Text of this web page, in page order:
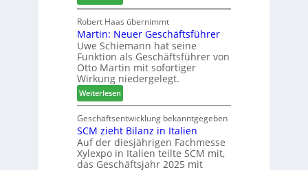
e
z
u
m
2
0
2
7
g
t
H
o
l
z
b
a
u
p
r
o
z
H
o
m
a
g
l
ä
d
t
z
u
m
T
Robert Haas übernimmt
Martin: Neuer Geschäftsführer
Uwe Schiemann hat seine
Funktion als Geschäftsführer von
Otto Martin mit sofortiger
Wirkung niedergelegt.
Weiterlesen:
M
a
r
t
i
n
Geschäftsentwicklung bekanntgegeben
SCM zieht Bilanz in Italien
Auf der diesjährigen Fachmesse
Xylexpo in Italien teilte SCM mit,
das Geschäftsjahr 2025 mit